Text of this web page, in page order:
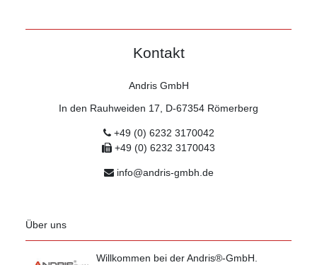
Kontakt
Andris GmbH
In den Rauhweiden 17, D-67354 Römerberg
+49 (0) 6232 3170042
+49 (0) 6232 3170043
info@andris-gmbh.de
Über uns
Willkommen bei der Andris®-GmbH.